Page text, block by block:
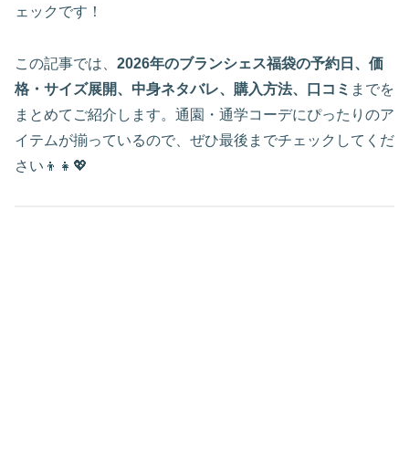
ェックです！
この記事では、 2026年のブランシェス福袋の予約日、価
格・サイズ展開、中身ネタバレ、購入方法、口コミ までを
まとめてご紹介します。通園・通学コーデにぴったりのア
イテムが揃っているので、ぜひ最後までチェックしてくだ
さい👦👧💖